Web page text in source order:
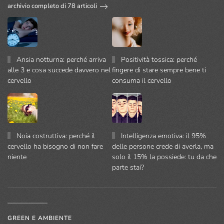
archivio completo di 78 articoli
Ansia notturna: perché arriva
alle 3 e cosa succede davvero nel
cervello
Positività tossica: perché
fingere di stare sempre bene ti
consuma il cervello
Noia costruttiva: perché il
cervello ha bisogno di non fare
niente
Intelligenza emotiva: il 95%
delle persone crede di averla, ma
solo il 15% la possiede: tu da che
parte stai?
GREEN E AMBIENTE